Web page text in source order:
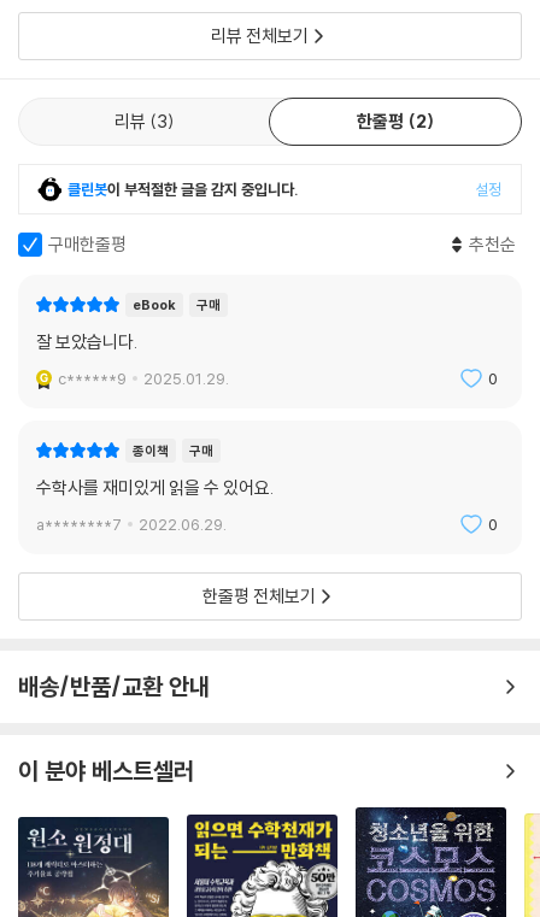
교과서에서 배울 내용을 재미있게 먼저 훑어볼 수 있을 것이다.
리뷰 전체보기
리뷰 3 한줄평 2
클린봇이 부적절한 글을 감지 중입니다. 설정
구매한줄평 추천순
eBook 구매
잘 보았습니다.
c******9 2025.01.29. 0
종이책 구매
수학사를 재미있게 읽을 수 있어요.
a********7 2022.06.29. 0
한줄평 전체보기
배송/반품/교환 안내
이 분야 베스트셀러